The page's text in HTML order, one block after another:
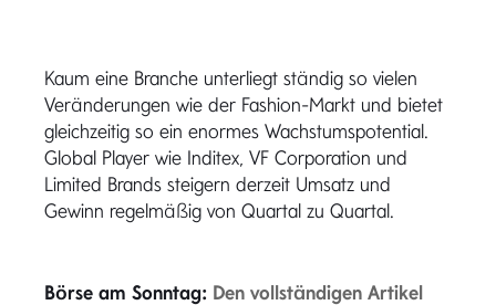
Kaum eine Branche unterliegt ständig so vielen
Veränderungen wie der Fashion-Markt und bietet
gleichzeitig so ein enormes Wachstumspotential.
Global Player wie Inditex, VF Corporation und
Limited Brands steigern derzeit Umsatz und
Gewinn regelmäßig von Quartal zu Quartal.
Börse am Sonntag: Den vollständigen Artikel